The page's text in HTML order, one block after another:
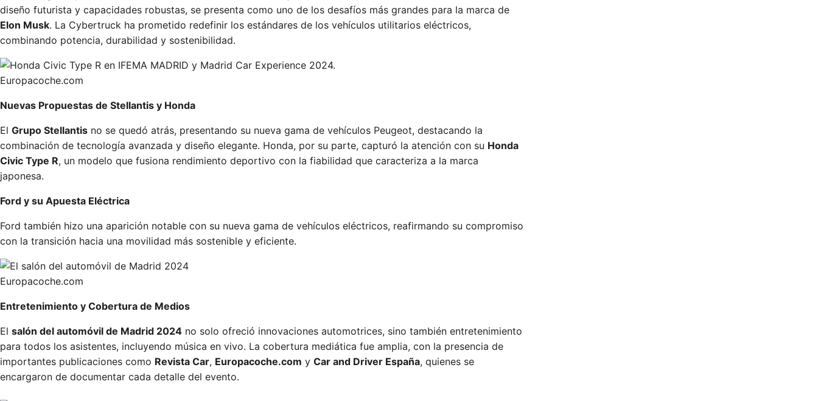
diseño futurista y capacidades robustas, se presenta como uno de los desafíos más grandes para la marca de
Elon Musk. La Cybertruck ha prometido redefinir los estándares de los vehículos utilitarios eléctricos,
combinando potencia, durabilidad y sostenibilidad.
Europacoche.com
Nuevas Propuestas de Stellantis y Honda
El Grupo Stellantis no se quedó atrás, presentando su nueva gama de vehículos Peugeot, destacando la
combinación de tecnología avanzada y diseño elegante. Honda, por su parte, capturó la atención con su Honda
Civic Type R, un modelo que fusiona rendimiento deportivo con la fiabilidad que caracteriza a la marca
japonesa.
Ford y su Apuesta Eléctrica
Ford también hizo una aparición notable con su nueva gama de vehículos eléctricos, reafirmando su compromiso
con la transición hacia una movilidad más sostenible y eficiente.
Europacoche.com
Entretenimiento y Cobertura de Medios
El salón del automóvil de Madrid 2024 no solo ofreció innovaciones automotrices, sino también entretenimiento
para todos los asistentes, incluyendo música en vivo. La cobertura mediática fue amplia, con la presencia de
importantes publicaciones como Revista Car, Europacoche.com y Car and Driver España, quienes se
encargaron de documentar cada detalle del evento.